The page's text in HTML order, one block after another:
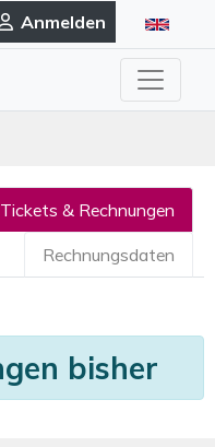
Anmelden
Tickets & Rechnungen
Rechnungsdaten
bisher